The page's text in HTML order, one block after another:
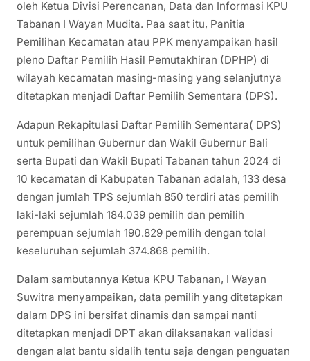
oleh Ketua Divisi Perencanan, Data dan Informasi KPU
Tabanan I Wayan Mudita. Paa saat itu, Panitia
Pemilihan Kecamatan atau PPK menyampaikan hasil
pleno Daftar Pemilih Hasil Pemutakhiran (DPHP) di
wilayah kecamatan masing-masing yang selanjutnya
ditetapkan menjadi Daftar Pemilih Sementara (DPS).
Adapun Rekapitulasi Daftar Pemilih Sementara( DPS)
untuk pemilihan Gubernur dan Wakil Gubernur Bali
serta Bupati dan Wakil Bupati Tabanan tahun 2024 di
10 kecamatan di Kabupaten Tabanan adalah, 133 desa
dengan jumlah TPS sejumlah 850 terdiri atas pemilih
laki-laki sejumlah 184.039 pemilih dan pemilih
perempuan sejumlah 190.829 pemilih dengan tolal
keseluruhan sejumlah 374.868 pemilih.
Dalam sambutannya Ketua KPU Tabanan, I Wayan
Suwitra menyampaikan, data pemilih yang ditetapkan
dalam DPS ini bersifat dinamis dan sampai nanti
ditetapkan menjadi DPT akan dilaksanakan validasi
dengan alat bantu sidalih tentu saja dengan penguatan